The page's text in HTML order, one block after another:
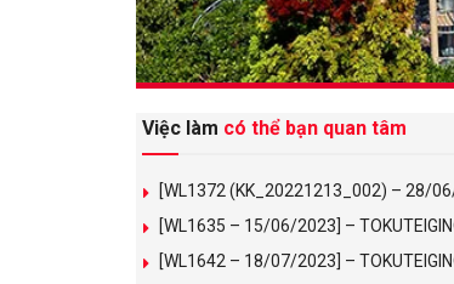
Việc làm có thể bạn quan tâm
[WL1372 (KK_20221213_002) – 28/06/
[WL1635 – 15/06/2023] –
[WL1642 – 18/07/2023] –